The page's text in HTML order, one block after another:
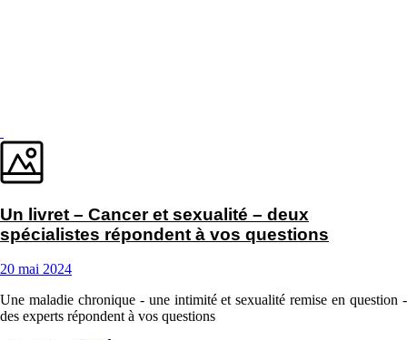
Un livret – Cancer et sexualité – deux
spécialistes répondent à vos questions
20 mai 2024
Une maladie chronique - une intimité et sexualité remise en question -
des experts répondent à vos questions